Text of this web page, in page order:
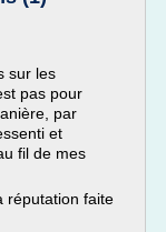
sur les
pas pour
par
et
fil de mes
réputation faite